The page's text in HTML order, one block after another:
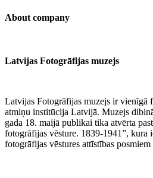
About company
Latvijas Fotogrāfijas muzejs
Latvijas Fotogrāfijas muzejs ir vienīgā
atmiņu institūcija Latvijā. Muzejs
gada 18. maijā publikai tika atvērta
fotogrāfijas vēsture. 1839-1941”, kura
fotogrāfijas vēstures attīstības